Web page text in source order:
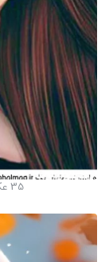
35 عکس از دختران فانتزی برای پروفایل شما